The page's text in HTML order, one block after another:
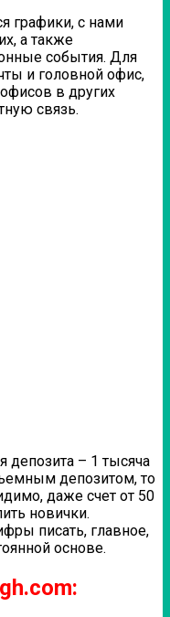
графики, с нами
а также
события. Для
и головной офис,
в других
связь.
депозита – 1 тысяча
депозитом, то
даже счет от 50
новички.
писать, главное,
основе.